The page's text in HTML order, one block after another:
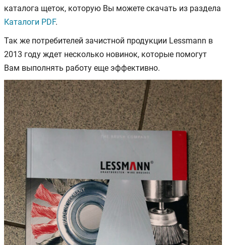
каталога щеток, которую Вы можете скачать из раздела
Каталоги PDF.
Так же потребителей зачистной продукции Lessmann в
2013 году ждет несколько новинок, которые помогут
Вам выполнять работу еще эффективно.